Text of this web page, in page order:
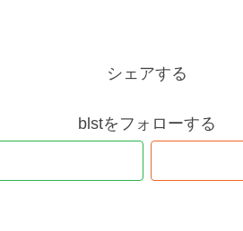
シェアする
blstをフォローする